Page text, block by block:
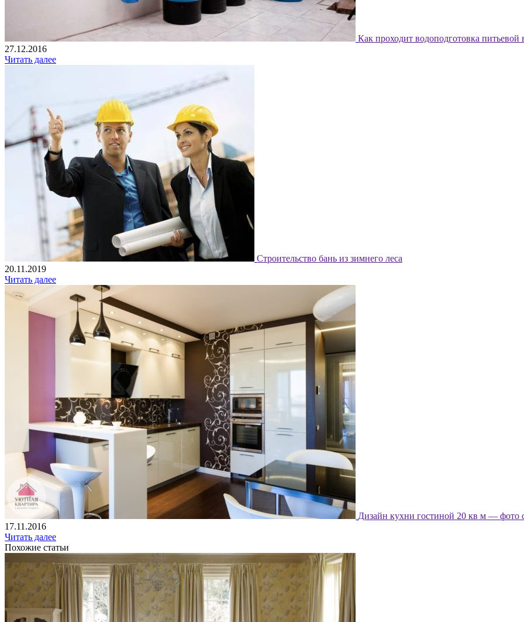
Как проходит водоподготовка питьевой
27.12.2016
Читать далее
Строительство бань из зимнего леса
20.11.2019
Читать далее
Дизайн кухни гостиной 20 кв м — фото
17.11.2016
Читать далее
Похожие статьи